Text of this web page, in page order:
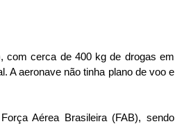
com cerca de 400 kg de drogas em
A aeronave não tinha plano de voo e
Aérea Brasileira (FAB), sendo